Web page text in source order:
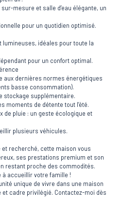
mesure et salle d’eau élégante, un
pour un quotidien optimisé.
idéales pour toute la
pour un confort optimal.
aux dernières normes énergétiques
basse consommation).
stockage supplémentaire.
moments de détente tout l’été.
de pluie : un geste écologique et
plusieurs véhicules.
recherché, cette maison vous
ses prestations premium et son
restant proche des commodités.
à accueillir votre famille !
unique de vivre dans une maison
cadre privilégié. Contactez-moi dès